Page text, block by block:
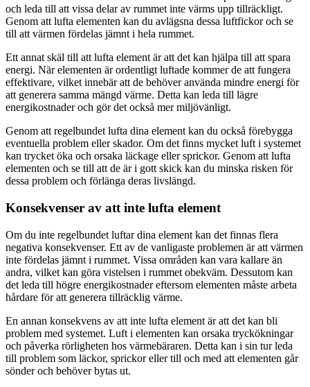
och leda till att vissa delar av rummet inte värms upp tillräckligt.
Genom att lufta elementen kan du avlägsna dessa luftfickor och se
till att värmen fördelas jämnt i hela rummet.
Ett annat skäl till att lufta element är att det kan hjälpa till att spara
energi. När elementen är ordentligt luftade kommer de att fungera
effektivare, vilket innebär att de behöver använda mindre energi för
att generera samma mängd värme. Detta kan leda till lägre
energikostnader och gör det också mer miljövänligt.
Genom att regelbundet lufta dina element kan du också förebygga
eventuella problem eller skador. Om det finns mycket luft i systemet
kan trycket öka och orsaka läckage eller sprickor. Genom att lufta
elementen och se till att de är i gott skick kan du minska risken för
dessa problem och förlänga deras livslängd.
Konsekvenser av att inte lufta element
Om du inte regelbundet luftar dina element kan det finnas flera
negativa konsekvenser. Ett av de vanligaste problemen är att värmen
inte fördelas jämnt i rummet. Vissa områden kan vara kallare än
andra, vilket kan göra vistelsen i rummet obekväm. Dessutom kan
det leda till högre energikostnader eftersom elementen måste arbeta
hårdare för att generera tillräcklig värme.
En annan konsekvens av att inte lufta element är att det kan bli
problem med systemet. Luft i elementen kan orsaka tryckökningar
och påverka rörligheten hos värmebäraren. Detta kan i sin tur leda
till problem som läckor, sprickor eller till och med att elementen går
sönder och behöver bytas ut.